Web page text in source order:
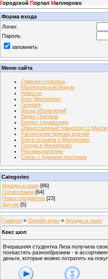
Городской Портал Миллерово
Форма входа
Логин:
Пароль:
запомнить
Меню сайта
Главная страница
Миллеровский Форум
Новости
Блог Миллерово
Галерея
Доска объявлений
Видео Портала
Бизнес справочник
Общественный транспорт в
Расписание приема врачей
Книга отзывов о Миллерово
Погода в Миллерово
Рекламодателям
Связь с Администратором
Categories
Аркады и экшн [86]
Головоломки [64]
Поиск предметов [23]
Другие [5]
Главная » Онлайн игры » Аркады и экшн
Кекс шоп
Вчерашняя студентка Лиза получила
похвастать разнообразием - в
деньги, которые можно потратить на